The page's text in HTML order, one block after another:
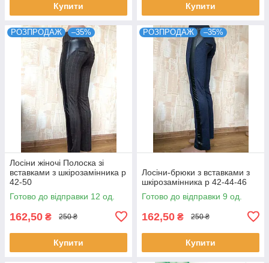
Купити Купити
РОЗПРОДАЖ –35%
Лосіни жіночі Полоска зі
вставками з шкірозамінника р
42-50
Готово до відправки 12 од.
162,50 ₴ 250 ₴
Купити
РОЗПРОДАЖ –35%
Лосіни-брюки з вставками з
шкірозамінника р 42-44-46
Готово до відправки 9 од.
162,50 ₴ 250 ₴
Купити